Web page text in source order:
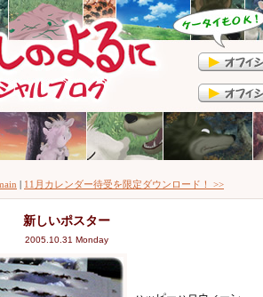
| 11月カレンダー待受を限定ダウンロード！ >>
新しいポスター
2005.10.31 Monday